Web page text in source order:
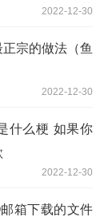
2022-12-30
宗的做法（鱼
2022-12-30
什么梗 如果你
2022-12-30
箱下载的文件